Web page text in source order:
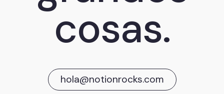
cosas.
hola@notionrocks.com